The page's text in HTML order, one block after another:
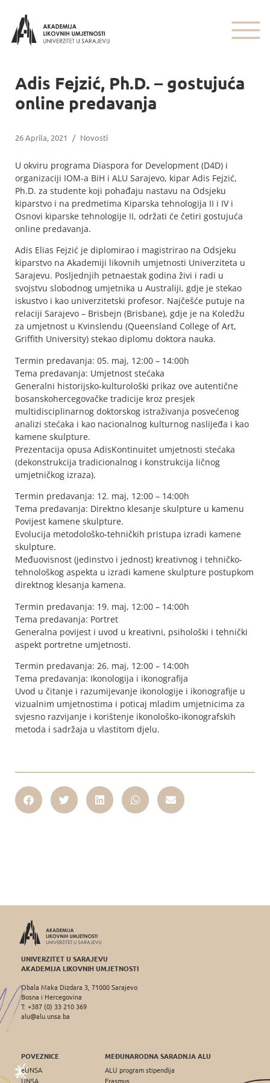
Adis Fejzić, Ph.D. – gostujuća
online predavanja
26 Aprila, 2021 / Novosti
U okviru programa Diaspora for Development (D4D) i
organizaciji IOM-a BiH i ALU Sarajevo, kipar Adis Fejzić,
Ph.D. za studente koji pohađaju nastavu na Odsjeku
kiparstvo i na predmetima Kiparska tehnologija II i IV i
Osnovi kiparske tehnologije II, održati će četiri gostujuća
online predavanja.
Adis Elias Fejzić je diplomirao i magistrirao na Odsjeku
kiparstvo na Akademiji likovnih umjetnosti Univerziteta u
Sarajevu. Posljednjih petnaestak godina živi i radi u
svojstvu slobodnog umjetnika u Australiji, gdje je stekao
iskustvo i kao univerzitetski profesor. Najčešće putuje na
relaciji Sarajevo – Brisbejn (Brisbane), gdje je na Koledžu
za umjetnost u Kvinslendu (Queensland College of Art,
Griffith University) stekao diplomu doktora nauka.
Termin predavanja: 05. maj, 12:00 – 14:00h
Tema predavanja: Umjetnost stećaka
Generalni historijsko-kulturološki prikaz ove autentične
bosanskohercegovačke tradicije kroz presjek
multidisciplinarnog doktorskog istraživanja posvećenog
analizi stećaka i kao nacionalnog kulturnog naslijeđa i kao
kamene skulpture.
Prezentacija opusa AdisKontinuitet umjetnosti stećaka
(dekonstrukcija tradicionalnog i konstrukcija ličnog
umjetničkog izraza).
Termin predavanja: 12. maj, 12:00 – 14:00h
Tema predavanja: Direktno klesanje skulpture u kamenu
Povijest kamene skulpture.
Evolucija metodološko-tehničkih pristupa izradi kamene
skulpture.
Međuovisnost (jedinstvo i jednost) kreativnog i tehničko-
tehnološkog aspekta u izradi kamene skulpture postupkom
direktnog klesanja kamena.
Termin predavanja: 19. maj, 12:00 – 14:00h
Tema predavanja: Portret
Generalna povijest i uvod u kreativni, psihološki i tehnički
aspekt portretne umjetnosti.
Termin predavanja: 26. maj, 12:00 – 14:00h
Tema predavanja: Ikonologija i ikonografija
Uvod u čitanje i razumijevanje ikonologije i ikonografije u
vizualnim umjetnostima i poticaj mladim umjetnicima za
svjesno razvijanje i korištenje ikonološko-ikonografskih
metoda i sadržaja u vlastitom djelu.
UNIVERZITET U SARAJEVU
AKADEMIJA LIKOVNIH UMJETNOSTI
Obala Maka Dizdara 3, 71000 Sarajevo
Bosna i Hercegovina
T: +387 (0) 33 210 369
alu@alu.unsa.ba
POVEZNICE
eUNSA
UNSA
MEĐUNARODNA SARADNJA ALU
ALU program stipendija
Erasmus